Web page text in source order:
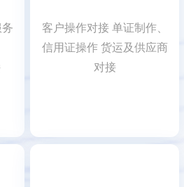
客户操作对接 单证制作、
信用证操作 货运及供应商
对接